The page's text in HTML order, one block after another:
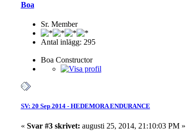
Boa
Sr. Member
Antal inlägg: 295
Boa Constructor
SV: 20 Sep 2014 - HEDEMORA ENDURANCE
« Svar #3 skrivet: augusti 25, 2014, 21:10:03 PM »